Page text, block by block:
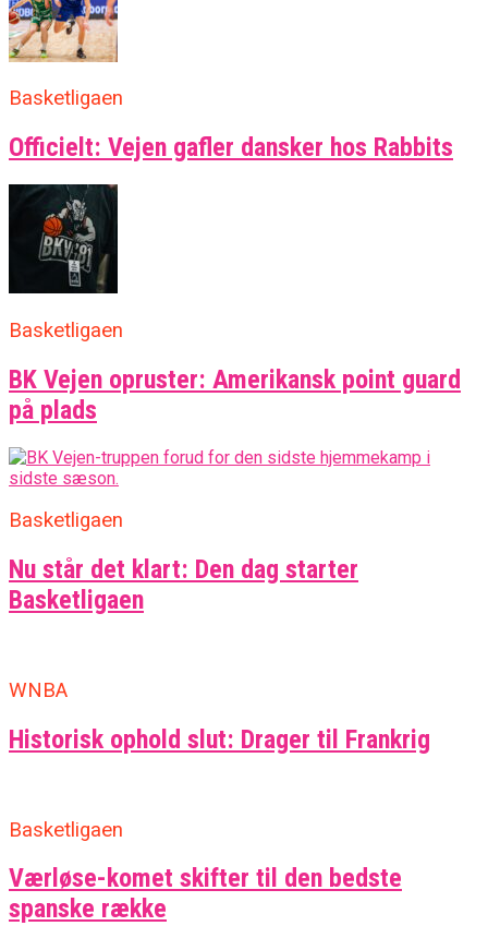
Basketligaen
Officielt: Vejen gafler dansker hos Rabbits
Basketligaen
BK Vejen opruster: Amerikansk point guard
på plads
Basketligaen
Nu står det klart: Den dag starter
Basketligaen
WNBA
Historisk ophold slut: Drager til Frankrig
Basketligaen
Værløse-komet skifter til den bedste
spanske række